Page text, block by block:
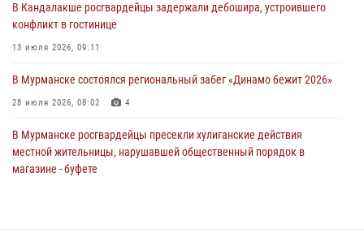
30 июля 2026, 14:09
В Управлении Росгвардии по Мурманской области прошло пожарно-
30 июля 2026, 14:05
В Кандалакше росгвардейцы задержали дебошира, устроившего
конфликт в гостинице
13 июля 2026, 09:11
В Мурманске состоялся региональный забег «Динамо бежит 2026»
28 июля 2026, 08:02 4
В Мурманске росгвардейцы пресекли хулиганские действия
местной жительницы, нарушавшей общественный порядок в
магазине - буфете